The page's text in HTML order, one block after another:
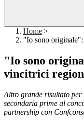
Home >
"Io sono
"Io sono
vincitrici
Altro grande risultato
secondaria prime al
partnership con